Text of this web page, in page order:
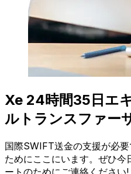
Xe 24時間35日エ
ルトランスファー
国際SWIFT送金の支援が必
ためにここにいます。ぜひ
ートのためにご連絡ください!